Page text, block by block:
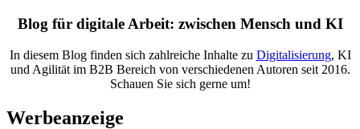
Blog für digitale Arbeit: zwischen Mensch und KI
In diesem Blog finden sich zahlreiche Inhalte zu Digitalisierung, KI
und Agilität im B2B Bereich von verschiedenen Autoren seit 2016.
Schauen Sie sich gerne um!
Werbeanzeige